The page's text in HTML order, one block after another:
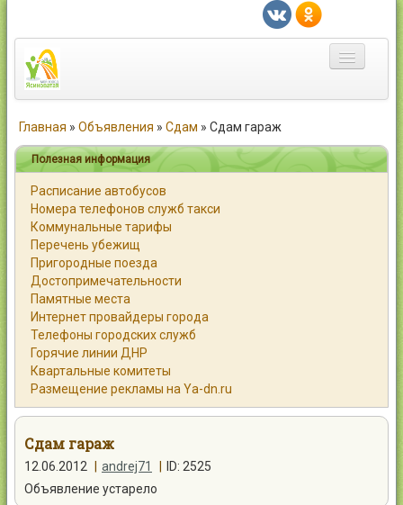
Город
Статьи
Каталог
Справочник
Работа
Объявления
Помощь
Контакты
Главная » Объявления » Сдам » Сдам гараж
Полезная информация
Расписание автобусов
Номера телефонов служб такси
Коммунальные тарифы
Перечень убежищ
Пригородные поезда
Достопримечательности
Памятные места
Интернет провайдеры города
Телефоны городских служб
Горячие линии ДНР
Квартальные комитеты
Размещение рекламы на Ya-dn.ru
Сдам гараж
12.06.2012 andrej71
ID: 2525
Объявление устарело